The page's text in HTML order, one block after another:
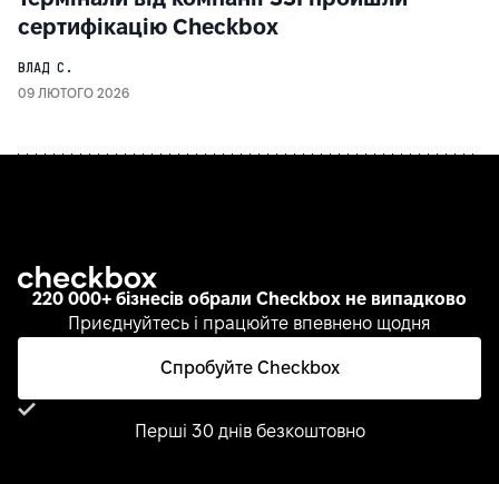
сертифікацію Checkbox
ВЛАД С.
09 ЛЮТОГО 2026
220 000+ бізнесів обрали Checkbox не випадково
Приєднуйтесь і працюйте впевнено щодня
Спробуйте Checkbox
Перші 30 днів безкоштовно